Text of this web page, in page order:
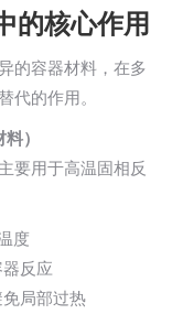
的核心作用
的容器材料，在多
代的作用。
）
要用于高温固相反
度
反应
局部过热